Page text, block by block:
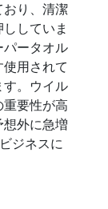
おり、清潔
していま
パータオル
用されて
す。ウイル
要性が高
外に急増
ジネスに